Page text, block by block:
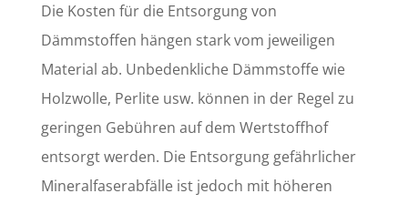
Die Kosten für die Entsorgung von
Dämmstoffen hängen stark vom jeweiligen
Material ab. Unbedenkliche Dämmstoffe wie
Holzwolle, Perlite usw. können in der Regel zu
geringen Gebühren auf dem Wertstoffhof
entsorgt werden. Die Entsorgung gefährlicher
Mineralfaserabfälle ist jedoch mit höheren